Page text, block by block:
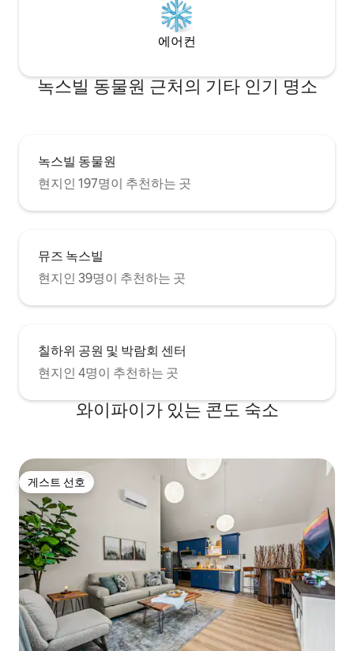
에어컨
녹스빌 동물원 근처의 기타 인기 명소
녹스빌 동물원
현지인 197명이 추천하는 곳
뮤즈 녹스빌
현지인 39명이 추천하는 곳
칠하위 공원 및 박람회 센터
현지인 4명이 추천하는 곳
와이파이가 있는 콘도 숙소
게스트 선호
게스트 선호